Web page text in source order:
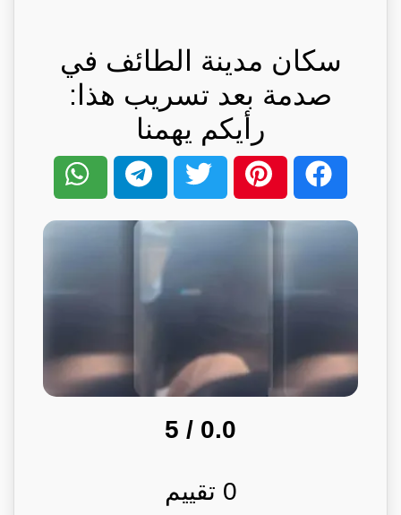
سكان مدينة الطائف في
صدمة بعد تسريب هذا:
رأيكم يهمنا
0.0
/ 5
0 تقييم